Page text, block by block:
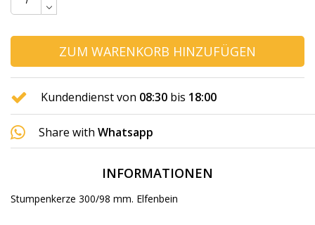
ZUM WARENKORB HINZUFÜGEN
Kundendienst von 08:30 bis 18:00
Share with Whatsapp
INFORMATIONEN
Stumpenkerze 300/98 mm. Elfenbein